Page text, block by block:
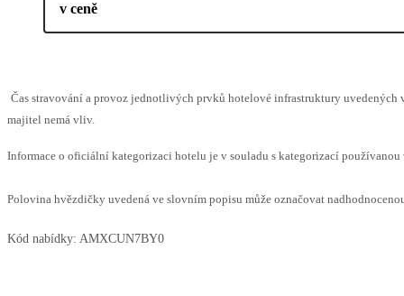
v ceně
Čas stravování a provoz jednotlivých prvků hotelové infrastruktury uvedených
majitel nemá vliv.
Informace o oficiální kategorizaci hotelu je v souladu s kategorizací
Polovina hvězdičky uvedená ve slovním popisu může označovat
Kód nabídky: AMXCUN7BY0